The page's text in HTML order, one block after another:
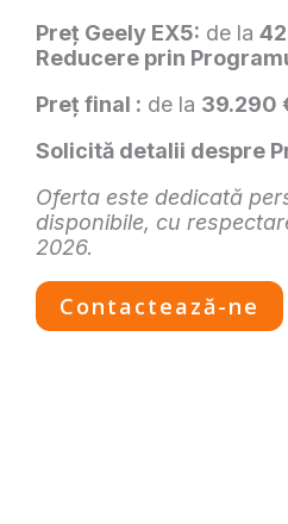
Preț Geely EX5: de la
Reducere prin
Preț final : de la 39.290
Solicită detalii despre
Oferta este dedicată
disponibile, cu
2026.
Contactează-ne